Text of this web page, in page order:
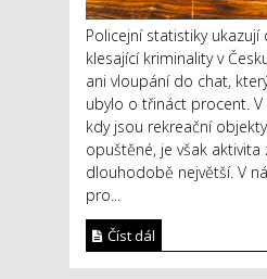
Policejní statistiky
klesající kriminality v
ani vloupání do chat,
ubylo o třináct procent.
kdy jsou rekreační
opuštěné, je však aktivita
dlouhodobě největší. V
pro...
Číst dál